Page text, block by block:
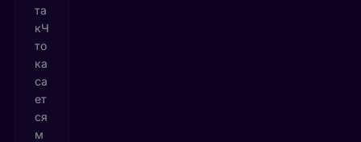
та
кЧ
то
ка
са
ет
ся
м